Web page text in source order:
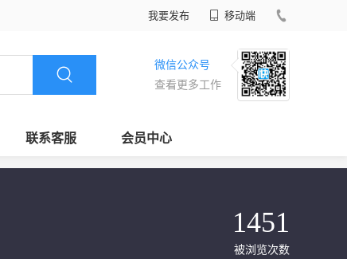
我要发布 移动端
微信公众号
查看更多工作
联系客服 会员中心
1451
被浏览次数